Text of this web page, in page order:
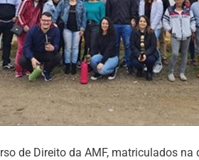
de Direito da AMF, matriculados na